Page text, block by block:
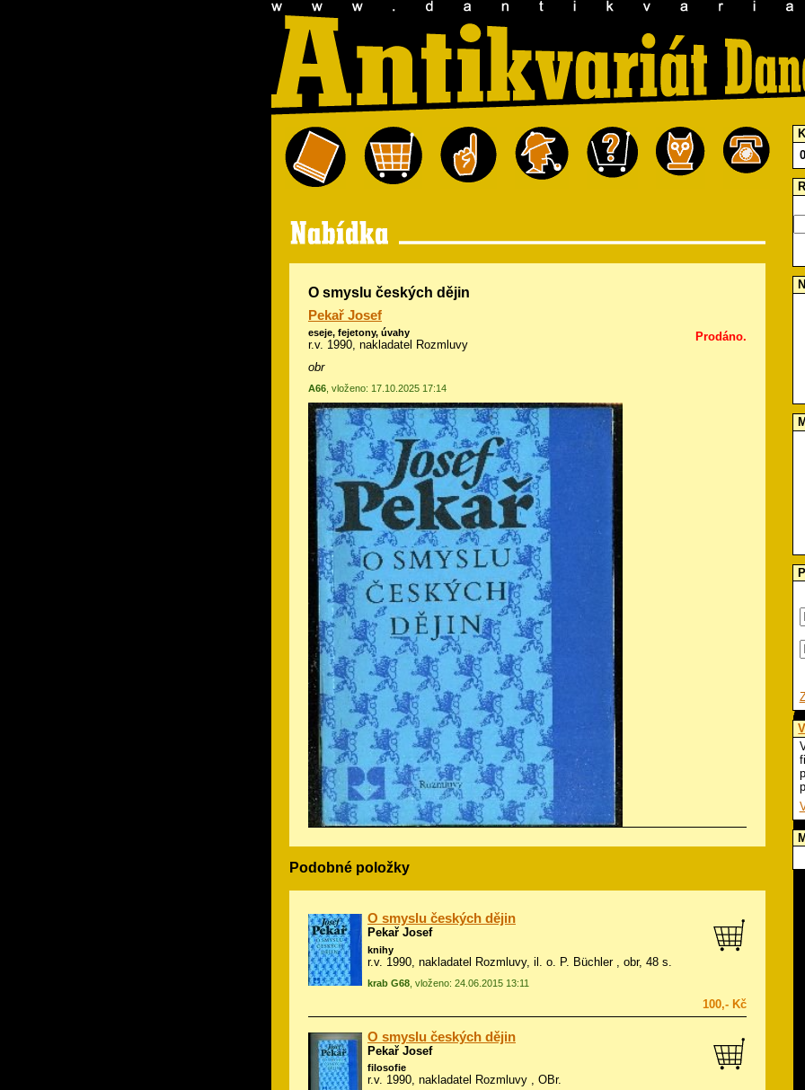
Prodáno.
O smyslu českých dějin
Pekař Josef
eseje, fejetony, úvahy
r.v. 1990, nakladatel Rozmluvy
obr
A66 , vloženo: 17.10.2025 17:14
Podobné položky
O smyslu českých dějin
Pekař Josef
knihy
r.v. 1990, nakladatel Rozmluvy, il. o. P. Büchler, obr, 48 s.
krab G68 , vloženo: 24.06.2015 13:11
100,- Kč
O smyslu českých dějin
Pekař Josef
filosofie
r.v. 1990, nakladatel Rozmluvy , OBr.
0